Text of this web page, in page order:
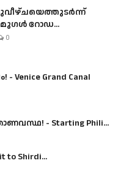
മുഗൾ റോഡ...
0
Grand Canal
- Starting Phili...
to Shirdi...